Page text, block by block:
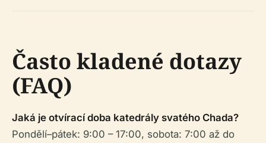
Často kladené dotazy
(FAQ)
Jaká je otvírací doba katedrály svatého Chada?
Pondělí–pátek: 9:00 – 17:00, sobota: 7:00 až do